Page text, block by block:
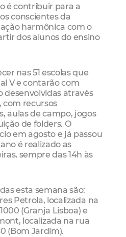
é contribuir para a
conscientes da
harmônica com o
dos alunos do ensino
nas 51 escolas que
V e contarão com
desenvolvidas através
com recursos
aulas de campo, jogos
de folders. O
em agosto e já passou
é realizado as
sempre das 14h às
esta semana são:
Petrola, localizada na
(Granja Lisboa) e
localizada na rua
(Bom Jardim).